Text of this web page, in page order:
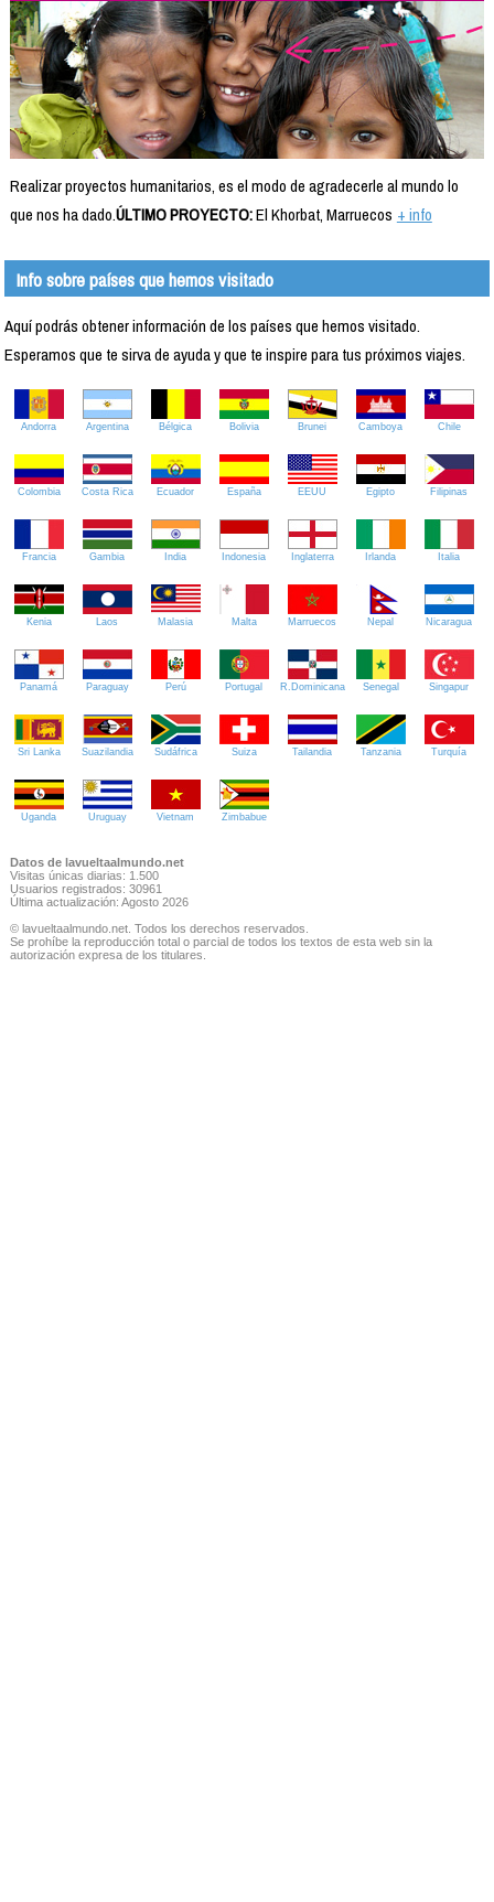
Realizar proyectos humanitarios, es el modo de agradecerle al mundo lo
que nos ha dado.ÚLTIMO PROYECTO:El Khorbat, Marruecos + info
Info sobre países que hemos visitado
Aquí podrás obtener información de los países que hemos visitado.
Esperamos que te sirva de ayuda y que te inspire para tus próximos viajes.
Andorra Argentina Bélgica Bolivia Brunei Camboya Chile
Colombia Costa Rica Ecuador España EEUU Egipto Filipinas
Francia Gambia India Indonesia Inglaterra Irlanda Italia
Kenia Laos Malasia Malta Marruecos Nepal Nicaragua
Panamá Paraguay Perú Portugal R.Dominicana Senegal Singapur
Sri Lanka Suazilandia Sudáfrica Suiza Tailandia Tanzania Turquía
Uganda Uruguay Vietnam Zimbabue
Datos de lavueltaalmundo.net
Visitas únicas diarias: 1.500
Usuarios registrados: 30961
Última actualización: Agosto 2026
© lavueltaalmundo.net. Todos los derechos reservados.
Se prohíbe la reproducción total o parcial de todos los textos de esta web sin la
autorización expresa de los titulares.